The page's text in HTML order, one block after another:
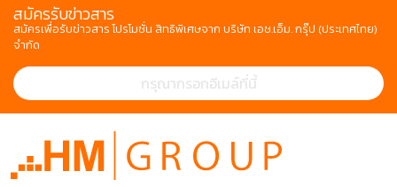
สมัครรับข่าวสาร
สมัครเพื่อรับข่าวสาร โปรโมชั่น สิทธิพิเศษจาก บริษัท เอช.เอ็ม. กรุ๊ป (ประเทศไทย)
จำกัด